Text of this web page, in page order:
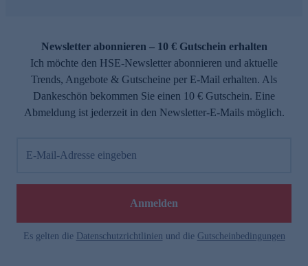
Newsletter abonnieren – 10 € Gutschein erhalten
Ich möchte den HSE-Newsletter abonnieren und aktuelle
Trends, Angebote & Gutscheine per E-Mail erhalten. Als
Dankeschön bekommen Sie einen 10 € Gutschein. Eine
Abmeldung ist jederzeit in den Newsletter-E-Mails möglich.
E-Mail-Adresse eingeben
Anmelden
Es gelten die Datenschutzrichtlinien und die Gutscheinbedingungen